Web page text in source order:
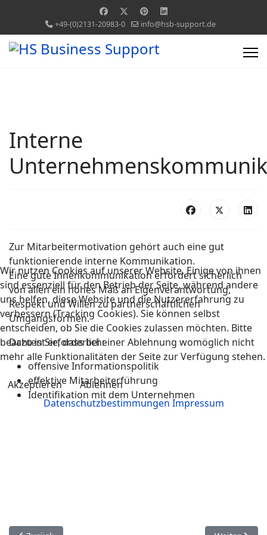
+49-(0)2131-20983-0 info@hsb-support.de
Interne
Zur Mitarbeitermotivation gehört auch eine gut
funktionierende interne Kommunikation.
Eine gute Innenkommunikation erfordert sicherlich
von allen ein hohes Maß an Eigenverantwortung,
Respekt und Willen zu partnerschaftlichen
Umgangsformen.
Dazu ist erforderlich:
offensive Informationspolitik
effektive Mitarbeiterführung
Identifikation mit dem Unternehmen
Wir nutzen Cookies auf unserer Website. Einige von ihnen
sind essenziell für den Betrieb der Seite, während andere
uns helfen, diese Website und die Nutzererfahrung zu
verbessern (Tracking Cookies). Sie können selbst
entscheiden, ob Sie die Cookies zulassen möchten. Bitte
beachten Sie, dass bei einer Ablehnung womöglich nicht
mehr alle Funktionalitäten der Seite zur Verfügung stehen.
Akzeptieren
Ablehnen
Datenschutzbestimmungen Impressum